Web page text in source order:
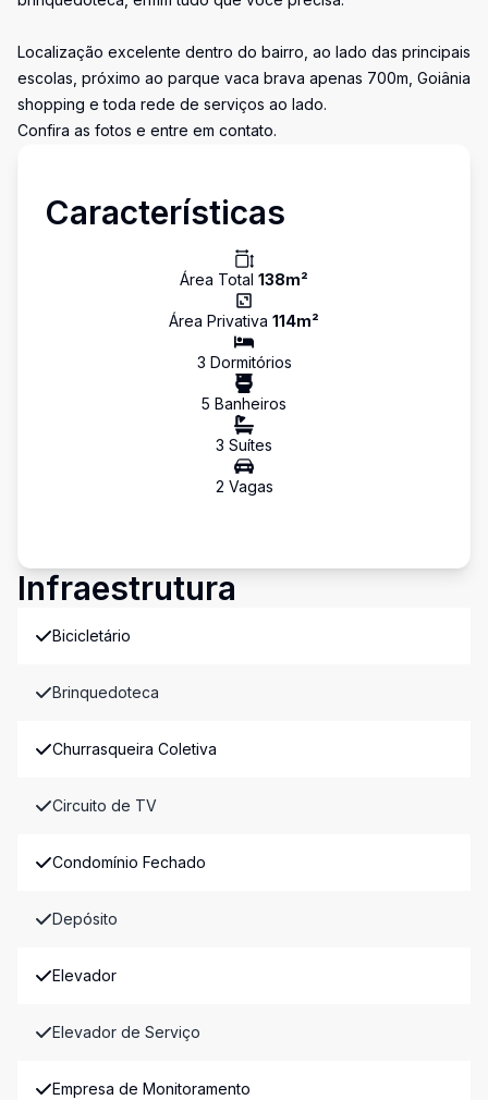
Localização excelente dentro do bairro, ao lado das principais
escolas, próximo ao parque vaca brava apenas 700m, Goiânia
shopping e toda rede de serviços ao lado.
Confira as fotos e entre em contato.
Características
Área Total 138m²
Área Privativa 114m²
3 Dormitórios
5 Banheiros
3 Suítes
2 Vagas
Infraestrutura
Bicicletário
Brinquedoteca
Churrasqueira Coletiva
Circuito de TV
Condomínio Fechado
Depósito
Elevador
Elevador de Serviço
Empresa de Monitoramento